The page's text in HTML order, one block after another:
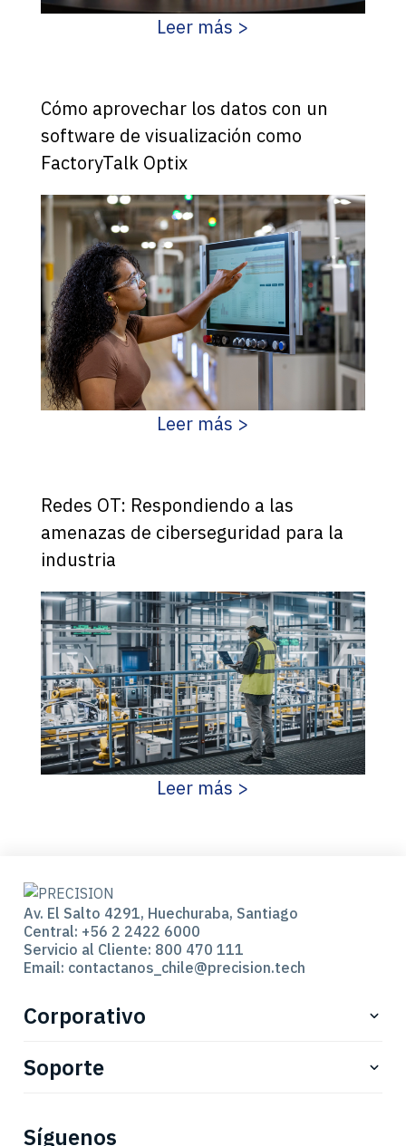
Leer más >
Cómo aprovechar los datos con un
software de visualización como
FactoryTalk Optix
Leer más >
Redes OT: Respondiendo a las
amenazas de ciberseguridad para la
industria
Leer más >
Av. El Salto 4291, Huechuraba, Santiago
Central: +56 2 2422 6000
Servicio al Cliente: 800 470 111
Email: contactanos_chile@precision.tech
Corporativo
Sostenibilidad
Certificaciones
Soporte
Políticas
Síguenos